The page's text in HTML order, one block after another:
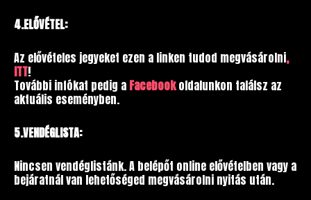
4.ELŐVÉTEL:
Az elővételes jegyeket ezen a linken tudod megvásárolni,
ITT!
További infókat pedig a Facebookoldalunkon találsz az
aktuális eseményben.
5.VENDÉGLISTA:
Nincsen vendéglistánk. A belépőt online elővételben vagy a
bejáratnál van lehetőséged megvásárolni nyitás után.